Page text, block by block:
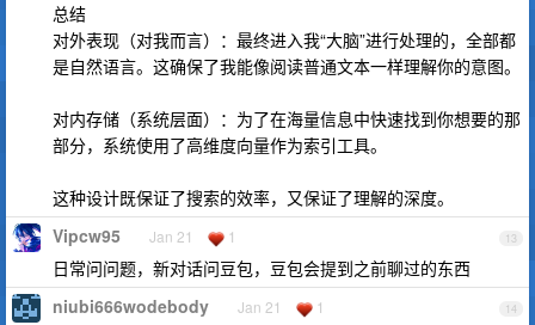
总结
对外表现（对我而言）：最终进入我“大脑”进行处理的，全部都
是自然语言。这确保了我能像阅读普通文本一样理解你的意图。
对内存储（系统层面）：为了在海量信息中快速找到你想要的那
部分，系统使用了高维度向量作为索引工具。
这种设计既保证了搜索的效率，又保证了理解的深度。
13
Vipcw95 Jan 21 1
日常问问题，新对话问豆包，豆包会提到之前聊过的东西
14
niubi666wodebody Jan 21 1